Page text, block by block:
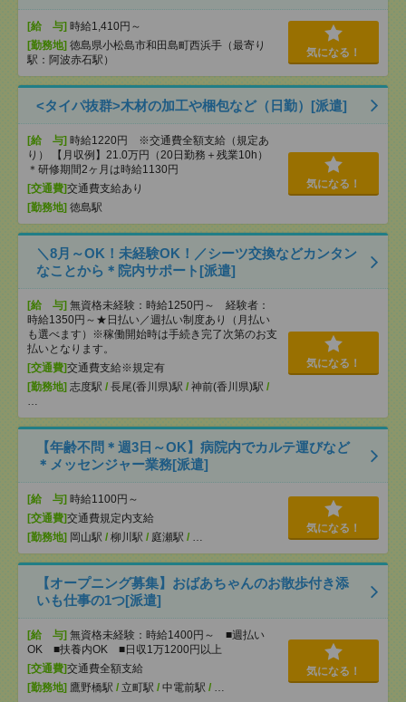
[給 与] 時給1,410円～
[勤務地] 徳島県小松島市和田島町西浜手（最寄り
駅：阿波赤石駅）
気になる！
<タイパ抜群>木材の加工や梱包など（日勤）[派遣]
[給 与] 時給1220円 ※交通費全額支給（規定あ
り） 【月収例】21.0万円（20日勤務＋残業10h）
＊研修期間2ヶ月は時給1130円
[交通費]交通費支給あり
[勤務地] 徳島駅
気になる！
＼8月～OK！未経験OK！／シーツ交換などカンタン
なことから＊院内サポート[派遣]
[給 与] 無資格未経験：時給1250円～ 経験者：
時給1350円～★日払い／週払い制度あり（月払い
も選べます）※稼働開始時は手続き完了次第のお支
払いとなります。
[交通費]交通費支給※規定有
[勤務地] 志度駅 / 長尾(香川県)駅 / 神前(香川県)駅 /
気になる！
【年齢不問＊週3日～OK】病院内でカルテ運びなど
＊メッセンジャー業務[派遣]
[給 与] 時給1100円～
[交通費]交通費規定内支給
[勤務地] 岡山駅 / 柳川駅 / 庭瀬駅 /
気になる！
【オープニング募集】おばあちゃんのお散歩付き添
いも仕事の1つ[派遣]
[給 与] 無資格未経験：時給1400円～ ■週払い
OK ■扶養内OK ■日収1万1200円以上
[交通費]交通費全額支給
[勤務地] 鷹野橋駅 / 立町駅 / 中電前駅 /
気になる！